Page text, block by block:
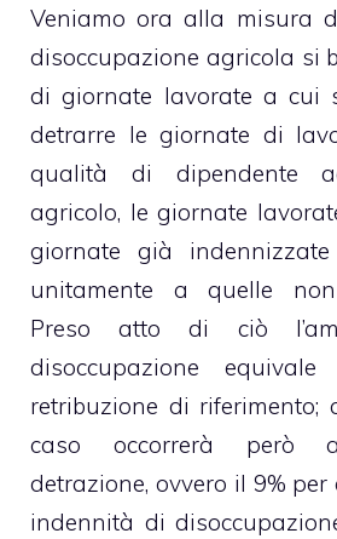
Veniamo ora alla misura
disoccupazione agricola si
di giornate lavorate a cui
detrarre le giornate di
qualità di dipendente
agricolo, le giornate
giornate già
unitamente a quelle non
Preso atto di ciò
disoccupazione
retribuzione di riferimento;
caso occorrerà però
detrazione, ovvero il 9%
indennità di